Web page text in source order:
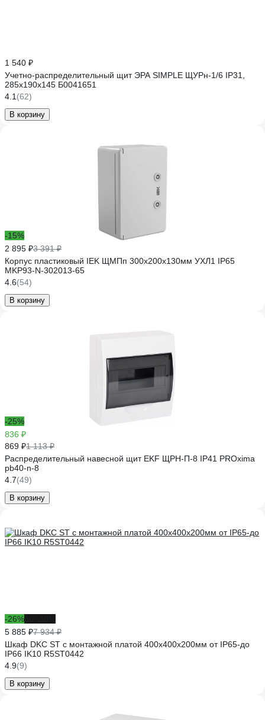
1 540 ₽
Учетно-распределительный щит ЭРА SIMPLE ЩУРн-1/6 IP31,
285х190х145 Б0041651
4.1 (62)
В корзину
-15%
2 895 ₽3 391 ₽
Корпус пластиковый IEK ЩМПп 300х200х130мм УХЛ1 IP65
MKP93-N-302013-65
4.6(54)
В корзину
-25%
836 ₽
869 ₽1 113 ₽
Распределительный навесной щит EKF ЩРН-П-8 IP41 PROxima
pb40-n-8
4.7(49)
В корзину
-26%
5 885 ₽7 934 ₽
Шкаф DKC ST с монтажной платой 400х400х200мм от IP65-до
IP66 IK10 R5ST0442
4.9(9)
В корзину